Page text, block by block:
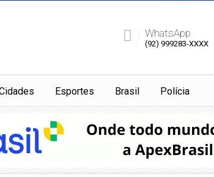
WhatsApp
(92) 999283-XXXX
Esportes Brasil Polícia